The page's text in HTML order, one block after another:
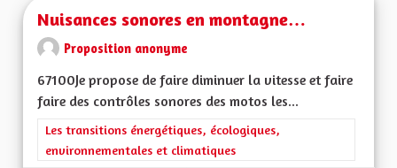
Nuisances sonores en montagne…
Proposition anonyme
67100Je propose de faire diminuer la vitesse et faire
faire des contrôles sonores des motos les...
Filtrer les résultats de la catégorie : Les transitions
Les transitions énergétiques, écologiques,
environnementales et climatiques